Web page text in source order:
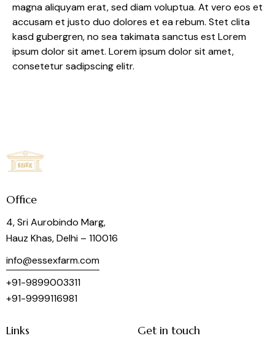
magna aliquyam erat, sed diam voluptua. At vero eos et
accusam et justo duo dolores et ea rebum. Stet clita
kasd gubergren, no sea takimata sanctus est Lorem
ipsum dolor sit amet. Lorem ipsum dolor sit amet,
consetetur sadipscing elitr.
Office
4, Sri Aurobindo Marg,
Hauz Khas, Delhi – 110016
info@essexfarm.com
+91-9899003311
+91-9999116981
Links Get in touch